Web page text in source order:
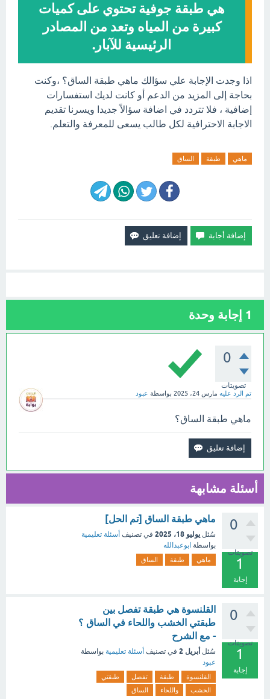
هي طبقة جوفية تحتوي على كميات
كبيرة من المياه وتعد من المصادر
الرئيسية للآبار.
اذا وجدت الإجابة علي سؤالك ماهي طبقة الساق؟ ،وكنت
بحاجة إلى المزيد من الدعم أو كانت لديك استفسارات
إضافية ، فلا تتردد في اضافة سؤالاً جديدا ويسرنا تقديم
الاجابة الاحترافية لكل طالب يسعى للمعرفة والتعلم.
ماهي طبقة الساق
1 إجابة وحدة
0
تصويتات
تم الرد عليه مارس 24، 2025 بواسطة عبود
ماهي طبقة الساق؟
أسئلة مشابهة
0
تصويتات
1
إجابة
ماهي طبقة الساق [تم الحل]
سُئل يوليو 18، 2025 في تصنيف أسئلة تعليمية
بواسطة ابوعبدالله
ماهي طبقة الساق
0
تصويتات
1
إجابة
القلنسوة هي طبقة تفصل بين
طبقتي الخشب واللحاء في الساق ؟
- مع الشرح
سُئل أبريل 2 في تصنيف أسئلة تعليمية بواسطة
عبود
القلنسوة طبقة تفصل
طبقتي
الخشب
واللحاء الساق